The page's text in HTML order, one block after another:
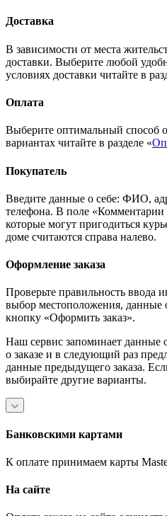
Доставка
В зависимости от места
доставки. Выберите любой
условиях доставки читайте в
Оплата
Выберите оптимальный способ
вариантах читайте в разделе «
Покупатель
Введите данные о себе: ФИО,
телефона. В поле «Комментарии
которые могут пригодиться
доме считаются справа налево.
Оформление заказа
Проверьте правильность ввода
выбор местоположения, данные
кнопку «Оформить заказ».
Наш сервис запоминает данные
о заказе и в следующий раз
данные предыдущего заказа.
выбирайте другие варианты.
Банковскими картами
К оплате принимаем карты
На сайте